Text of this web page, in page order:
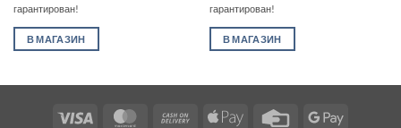
гарантирован!
В МАГАЗИН
гарантирован!
В МАГАЗИН
Visa MasterCardCash
Apple
Credit
Google